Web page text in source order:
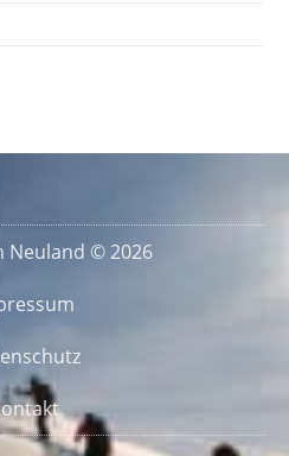
Neuland © 2026